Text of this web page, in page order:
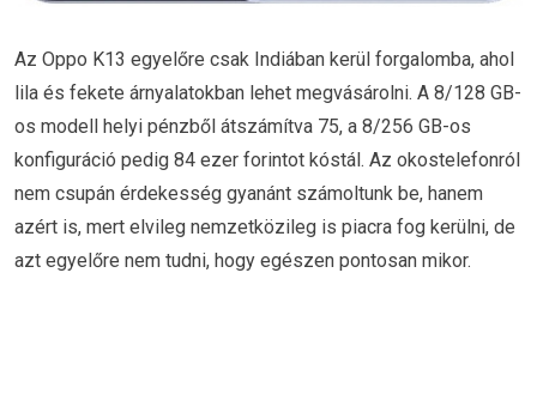
Az Oppo K13 egyelőre csak Indiában kerül forgalomba, ahol
lila és fekete árnyalatokban lehet megvásárolni. A 8/128 GB-
os modell helyi pénzből átszámítva 75, a 8/256 GB-os
konfiguráció pedig 84 ezer forintot kóstál. Az okostelefonról
nem csupán érdekesség gyanánt számoltunk be, hanem
azért is, mert elvileg nemzetközileg is piacra fog kerülni, de
azt egyelőre nem tudni, hogy egészen pontosan mikor.